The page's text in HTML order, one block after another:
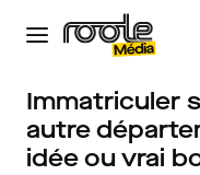
Immatriculer
autre
idée ou vrai